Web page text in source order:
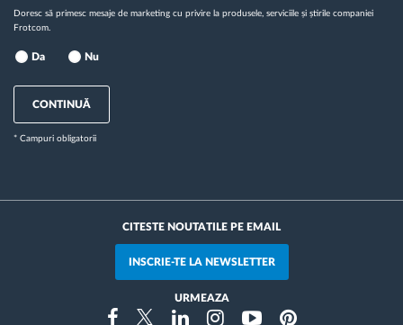
Doresc să primesc mesaje de marketing cu privire la produsele, serviciile și știrile companiei
Frotcom.
Da Nu
CONTINUĂ
* Campuri obligatorii
CITESTE NOUTATILE PE EMAIL
INSCRIE-TE LA NEWSLETTER
URMEAZA